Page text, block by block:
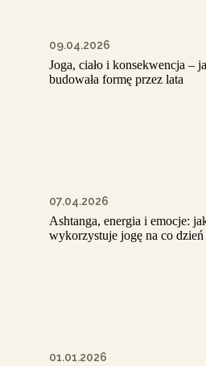
09.04.2026
Joga, ciało i konsekwencja –
budowała formę przez lata
07.04.2026
Ashtanga, energia i emocje:
wykorzystuje jogę na co dzień
01.01.2026